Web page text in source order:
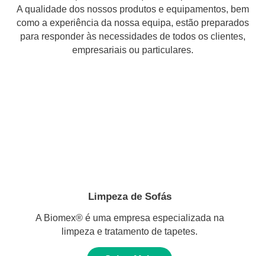
A qualidade dos nossos produtos e equipamentos, bem
como a experiência da nossa equipa, estão preparados
para responder às necessidades de todos os clientes,
empresariais ou particulares.
Limpeza de Sofás
A Biomex® é uma empresa especializada na
limpeza e tratamento de tapetes.